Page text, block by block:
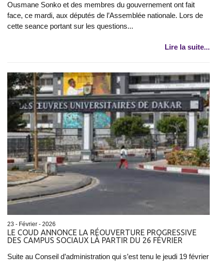
Ousmane Sonko et des membres du gouvernement ont fait
face, ce mardi, aux députés de l’Assemblée nationale. Lors de
cette seance portant sur les questions...
Lire la suite...
23 - Février - 2026
LE COUD ANNONCE LA RÉOUVERTURE PROGRESSIVE
DES CAMPUS SOCIAUX LÀ PARTIR DU 26 FÉVRIER
Suite au Conseil d’administration qui s’est tenu le jeudi 19 février